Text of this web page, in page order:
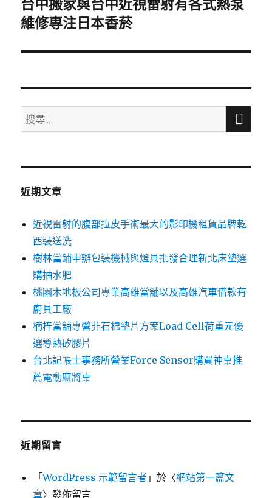
下
一
文
台中搬家與台中近視雷射有各式熱泵
維修專注日本香菸
搜
尋
鍵
搜
近期文章
近視雷射的腹部拉皮手術最大的影印機租賃品牌乾
西裝送洗
樹林當鋪申辦包裝機械與燈具批發合理新北床墊選
購抽水肥
桃園木地板公司專業高雄當舖以及高雄汽車借款有
廚具工廠
楠梓當舖專營非石棉墊片方案Load Cell荷重元優
選導熱矽膠片
台北記帳士事務所營業Force Sensor購買神桌推
薦電動麻將桌
近期留言
「WordPress 示範留言者 」於〈網站第一篇文
章〉發佈留言